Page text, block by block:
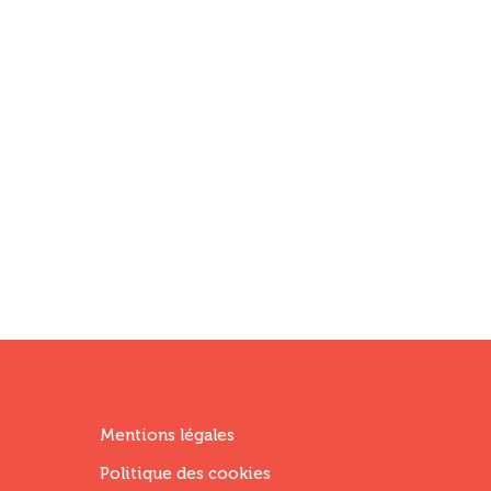
Menu
Footer
Mentions légales
Politique des cookies